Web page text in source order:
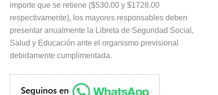
importe que se retiene ($530.00 y $1728.00
respectivamente), los mayores responsables deben
presentar anualmente la Libreta de Seguridad Social,
Salud y Educación ante el organismo previsional
debidamente cumplimentada.